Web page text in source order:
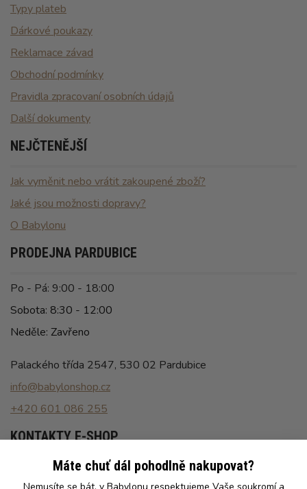
Typy plateb
Dárkové poukazy
Reklamace závad
Obchodní podmínky
Pravidla zpracovaní osobních údajů
Další dokumenty
NEJČTENĚJŠÍ
Jak vyměnit nebo vrátit zakoupené zboží?
Jaké jsou možnosti dopravy?
O Babylonu
PRODEJNA PARDUBICE
Po - Pá: 9:00 - 18:00
Sobota: 8:30 - 12:00
Neděle: Zavřeno
Palackého třída 2547, 530 02 Pardubice
info@babylonshop.cz
+420 601 086 255
KONTAKTY E-SHOP
Po - Pá: 8:00 - 16:30
Máte chuť dál pohodlně nakupovat?